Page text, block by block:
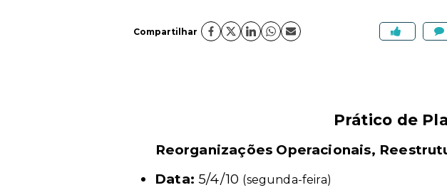
Compartilhar
Prático de
Reorganizações Operacionais,
Data: 5/4/10 (segunda-feira)